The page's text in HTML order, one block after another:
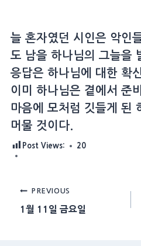
늘 혼자였던 시인은 악인
도 남을 하나님의 그늘을
응답은 하나님에 대한 확
이미 하나님은 곁에서 준
마음에 모처럼 깃들게 된
머물 것이다.
Post Views: 20
Post
navigation
PREVIOUS
1월 11일 금요일